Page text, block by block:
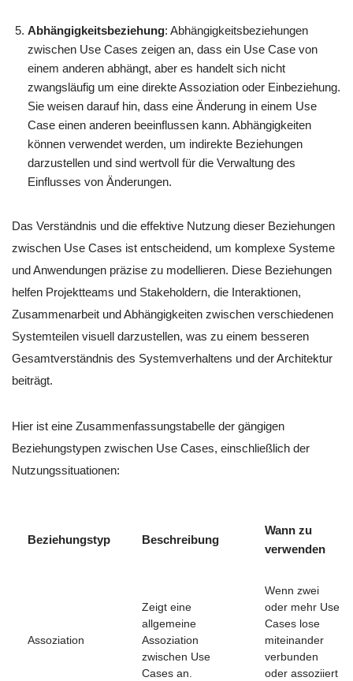
Abhängigkeitsbeziehung: Abhängigkeitsbeziehungen
zwischen Use Cases zeigen an, dass ein Use Case von
einem anderen abhängt, aber es handelt sich nicht
zwangsläufig um eine direkte Assoziation oder Einbeziehung.
Sie weisen darauf hin, dass eine Änderung in einem Use
Case einen anderen beeinflussen kann. Abhängigkeiten
können verwendet werden, um indirekte Beziehungen
darzustellen und sind wertvoll für die Verwaltung des
Einflusses von Änderungen.
Das Verständnis und die effektive Nutzung dieser Beziehungen
zwischen Use Cases ist entscheidend, um komplexe Systeme
und Anwendungen präzise zu modellieren. Diese Beziehungen
helfen Projektteams und Stakeholdern, die Interaktionen,
Zusammenarbeit und Abhängigkeiten zwischen verschiedenen
Systemteilen visuell darzustellen, was zu einem besseren
Gesamtverständnis des Systemverhaltens und der Architektur
beiträgt.
Hier ist eine Zusammenfassungstabelle der gängigen
Beziehungstypen zwischen Use Cases, einschließlich der
Nutzungssituationen:
Beziehungstyp Beschreibung
Wann zu
verwenden
Assoziation
Zeigt eine
allgemeine
Assoziation
zwischen Use
Cases an.
Wenn zwei
oder mehr Use
Cases lose
miteinander
verbunden
oder assoziiert